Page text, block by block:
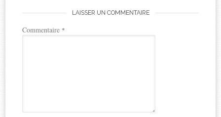
LAISSER UN COMMENTAIRE
Commentaire *